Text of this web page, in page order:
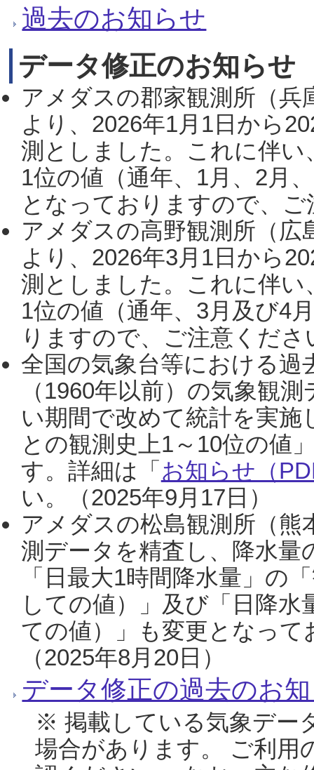
過去のお知らせ
データ修正のお知らせ
アメダスの郡家観測所（
より、2026年1月1日から
測としました。これに伴い
1位の値（通年、1月、2月
となっておりますので、
アメダスの高野観測所（
より、2026年3月1日から
測としました。これに伴い
1位の値（通年、3月及び4
りますので、ご注意くだ
全国の気象台等における過
（1960年以前）の気象観
い期間で改めて統計を実
との観測史上1～10位の値
す。詳細は「 お知らせ（
い。（2025年9月17日）
アメダスの松島観測所（熊
測データを精査し、降水
「日最大1時間降水量」の
しての値）」及び「日降
ての値）」も変更となっ
（2025年8月20日）
データ修正の過去のお
※ 掲載している気象デー
場合があります。 ご利用